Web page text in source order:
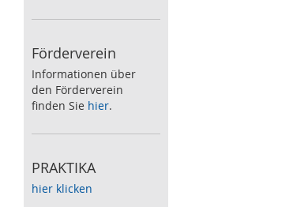
Förderverein
Informationen über
den Förderverein
finden Sie hier.
PRAKTIKA
hier klicken